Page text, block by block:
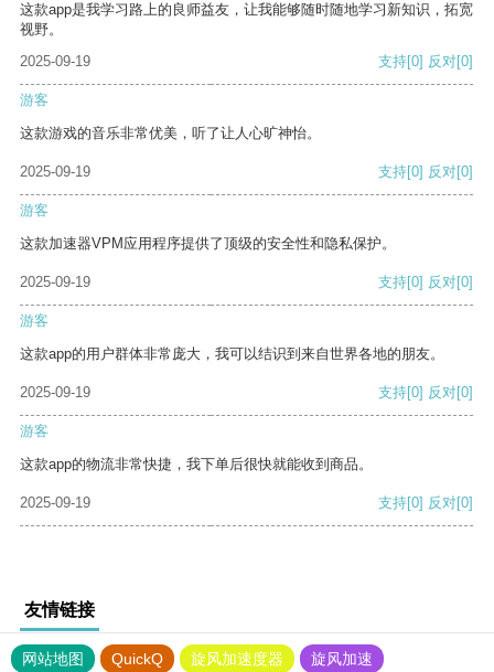
这款app是我学习路上的良师益友，让我能够随时随地学习新知识，拓宽
视野。
2025-09-19
支持[0] 反对[0]
游客
这款游戏的音乐非常优美，听了让人心旷神怡。
2025-09-19 支持[0] 反对[0]
游客
这款加速器VPM应用程序提供了顶级的安全性和隐私保护。
2025-09-19 支持[0] 反对[0]
游客
这款app的用户群体非常庞大，我可以结识到来自世界各地的朋友。
2025-09-19 支持[0] 反对[0]
游客
这款app的物流非常快捷，我下单后很快就能收到商品。
2025-09-19 支持[0] 反对[0]
友情链接
网站地图 QuickQ 旋风加速度器 旋风加速